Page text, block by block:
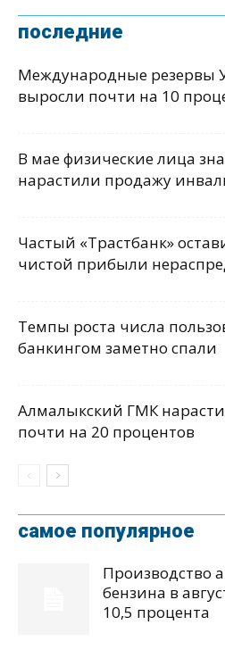
последние
Международные резервы
выросли почти на 10
В мае физические лица
нарастили продажу
Частый «Трастбанк»
чистой прибыли
Темпы роста числа
банкингом заметно спали
Алмалыкский ГМК
почти на 20 процентов
самое популярное
Производство
бензина в
10,5 процента